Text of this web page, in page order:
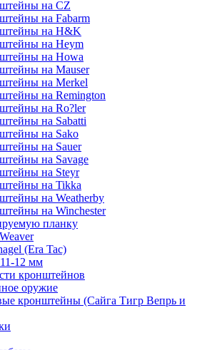
на CZ
на Fabarm
на H&K
на Heym
на Howa
на Mauser
на Merkel
на Remington
на Ro?ler
на Sabatti
на Sako
на Sauer
на Savage
на Steyr
на Tikka
на Weatherby
на Winchester
планку
(Era Tac)
12 мм
кронштейнов
оружие
кронштейны (Сайга Тигр Вепрь и